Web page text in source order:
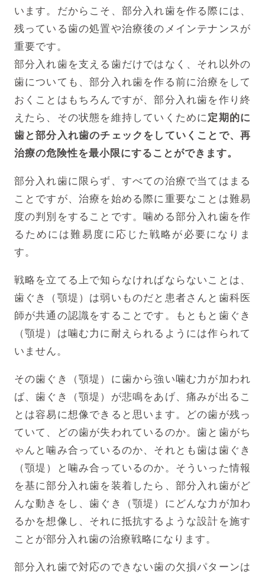
います。だからこそ、部分入れ歯を作る際には、
残っている歯の処置や治療後のメインテナンスが
重要です。
部分入れ歯を支える歯だけではなく、それ以外の
歯についても、部分入れ歯を作る前に治療をして
おくことはもちろんですが、部分入れ歯を作り終
えたら、その状態を維持していくために定期的に
歯と部分入れ歯のチェックをしていくことで、再
治療の危険性を最小限にすることができます。
部分入れ歯に限らず、すべての治療で当てはまる
ことですが、治療を始める際に重要なことは難易
度の判別をすることです。噛める部分入れ歯を作
るためには難易度に応じた戦略が必要になりま
す。
戦略を立てる上で知らなければならないことは、
歯ぐき（顎堤）は弱いものだと患者さんと歯科医
師が共通の認識をすることです。もともと歯ぐき
（顎堤）は噛む力に耐えられるようには作られて
いません。
その歯ぐき（顎堤）に歯から強い噛む力が加われ
ば、歯ぐき（顎堤）が悲鳴をあげ、痛みが出るこ
とは容易に想像できると思います。どの歯が残っ
ていて、どの歯が失われているのか。歯と歯がち
ゃんと噛み合っているのか、それとも歯は歯ぐき
（顎堤）と噛み合っているのか。そういった情報
を基に部分入れ歯を装着したら、部分入れ歯がど
んな動きをし、歯ぐき（顎堤）にどんな力が加わ
るかを想像し、それに抵抗するような設計を施す
ことが部分入れ歯の治療戦略になります。
部分入れ歯で対応のできない歯の欠損パターンは